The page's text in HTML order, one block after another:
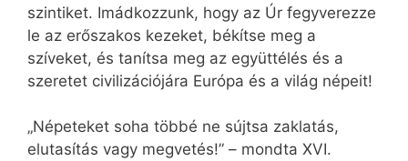
szintiket. Imádkozzunk, hogy az Úr fegyverezze
le az erőszakos kezeket, békítse meg a
szíveket, és tanítsa meg az együttélés és a
szeretet civilizációjára Európa és a világ népeit!
„Népeteket soha többé ne sújtsa zaklatás,
elutasítás vagy megvetés!” – mondta XVI.